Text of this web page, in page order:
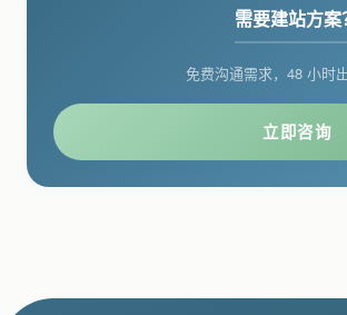
需要建站方案
免费沟通需求，48 小时
立即咨询